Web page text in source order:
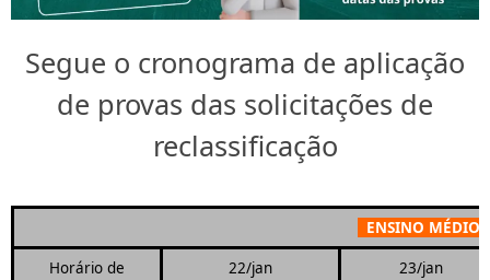
Segue o cronograma de aplicação
de provas das solicitações de
reclassificação
ENSINO MÉDIO
Horário de
22/jan 23/jan